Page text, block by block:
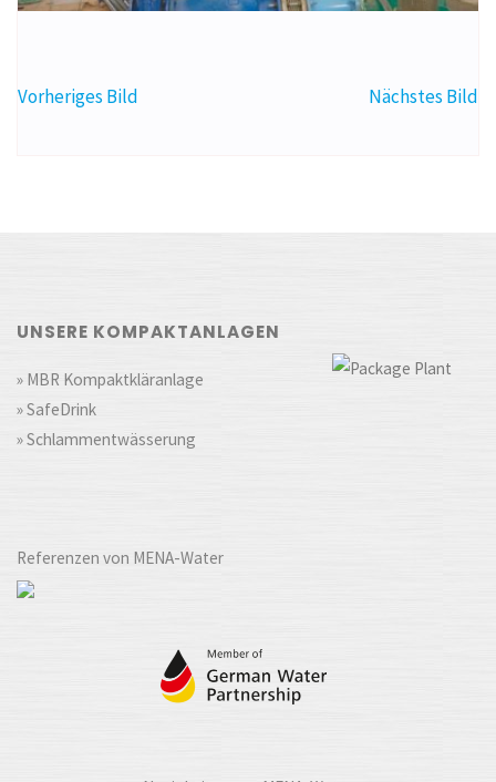
Vorheriges Bild Nächstes Bild
UNSERE KOMPAKTANLAGEN
» MBR Kompaktkläranlage
» SafeDrink
» Schlammentwässerung
Referenzen von MENA-Water